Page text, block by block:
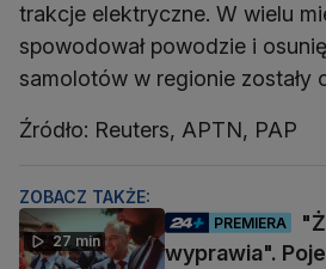
trakcje elektryczne. W wielu
spowodował powodzie i
samolotów w regionie zostały
Źródło: Reuters, APTN, PAP
ZOBACZ TAKŻE:
27 min
PREMIERA
wyprawia".